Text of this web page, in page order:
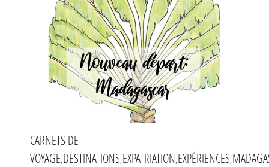
CARNETS DE
VOYAGE,DESTINATIONS,EXPATRIATION,EXPÉRIENCES,